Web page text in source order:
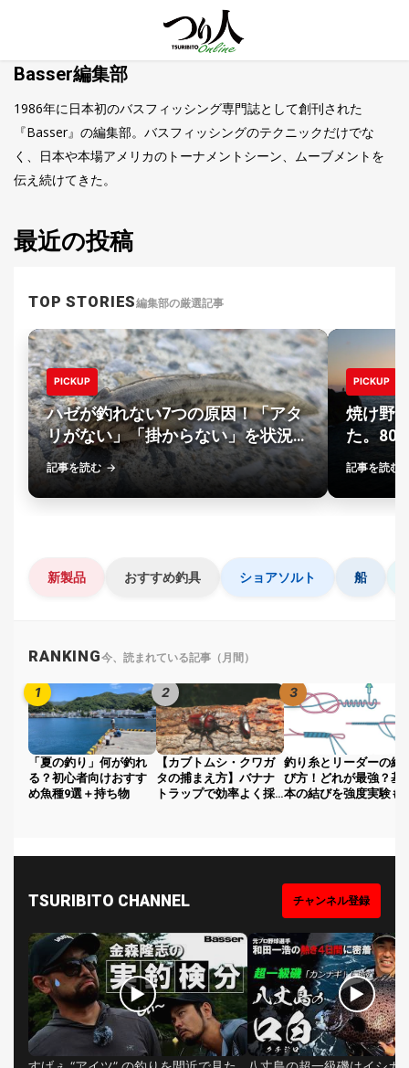
Basser編集部
1986年に日本初のバスフィッシング専門誌として創刊された
『Basser』の編集部。バスフィッシングのテクニックだけでな
く、日本や本場アメリカのトーナメントシーン、ムーブメントを
伝え続けてきた。
最近の投稿
TOP STORIES編集部の厳選記事
PICKUP
ハゼが釣れない7つの原因！「アタ
リがない」「掛からない」を状況別
に解決
記事を読む
PICKUP
焼け野
た。80
記事を読む
新製品 おすすめ釣具 ショアソルト 船
RANKING今、読まれている記事（月間）
1
「夏の釣り」何が釣れ
る？初心者向けおすす
め魚種9選＋持ち物
2
【カブトムシ・クワガ
タの捕まえ方】バナナ
トラップで効率よく採
3
釣り糸とリーダーの結
び方！どれが最強？基
本の結びを強度実験も
TSURIBITO CHANNEL チャンネル登録
▶ ▶
トレ
ド・
UP
新
着
記
ラ
ン
HOT
釣具
NEWS
す・
調べ
目
探
📍
国
す
す
め
り
場
›
🏆
部
す
釣
り
具
›